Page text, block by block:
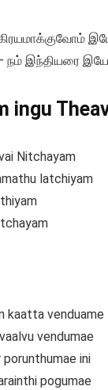
இந்தியரை
ingu
Nitchayam
latchiyam
kaatta venduame
vendumae
ini
pogumae